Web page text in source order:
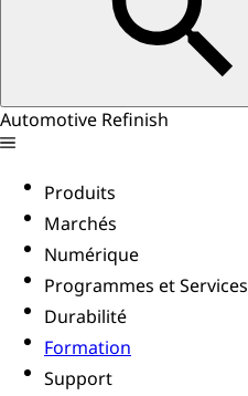
Automotive Refinish
Produits
Marchés
Numérique
Programmes et Services
Durabilité
Formation
Support